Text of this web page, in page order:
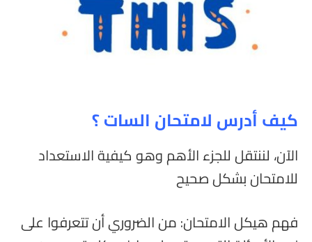
كيف أدرس لامتحان السات ؟
الآن، لننتقل للجزء الأهم وهو كيفية الاستعداد
للامتحان بشكل صحيح